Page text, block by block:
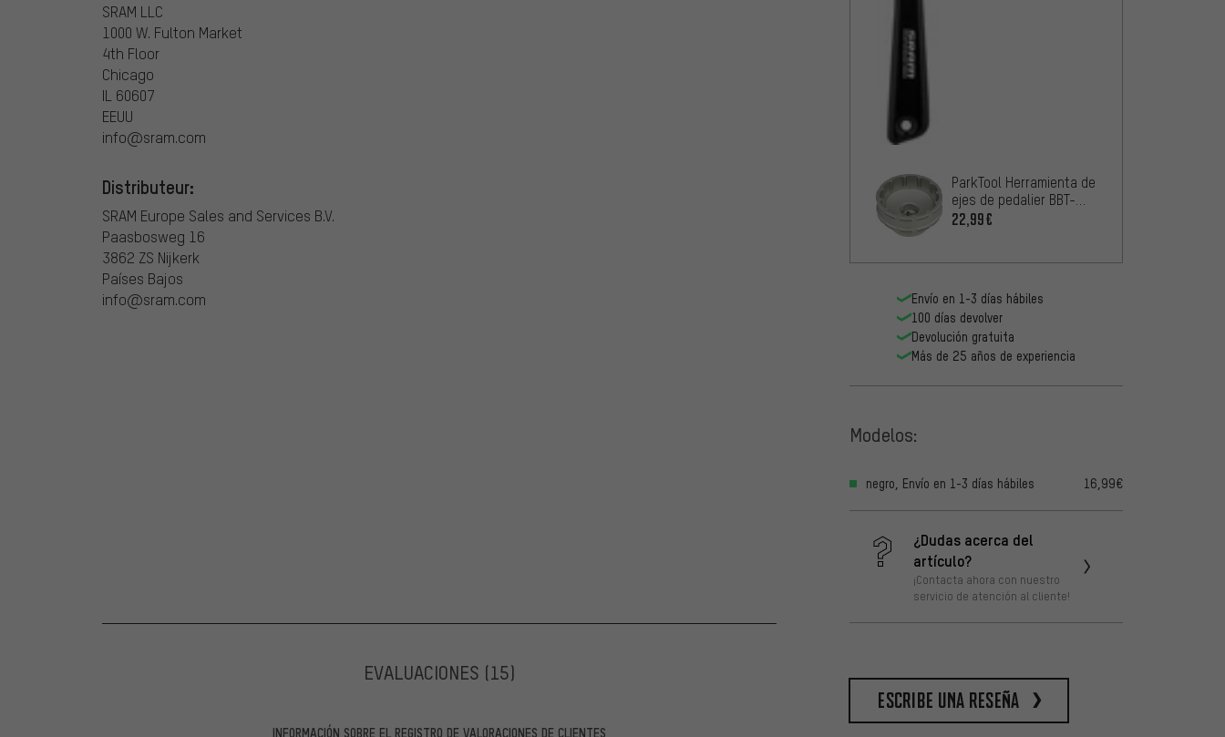
SRAM LLC
1000 W. Fulton Market
4th Floor
Chicago
IL 60607
EEUU
info@sram.com
Distributeur:
SRAM Europe Sales and Services B.V.
Paasbosweg 16
3862 ZS Nijkerk
Países Bajos
info@sram.com
ParkTool Herramienta de
ejes de pedalier BBT-
79.3
22,99€
Envío en 1-3 días hábiles
100 días devolver
Devolución gratuita
Más de 25 años de experiencia
Modelos:
negro, Envío en 1-3 días hábiles 16,99€
¿Dudas acerca del
artículo?
¡Contacta ahora con nuestro
servicio de atención al cliente!
EVALUACIONES (15)
INFORMACIÓN SOBRE EL REGISTRO DE VALORACIONES DE CLIENTES
escribe una reseña